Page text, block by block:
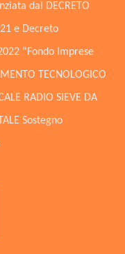
dal DECRETO
e Decreto
“Fondo Imprese
TECNOLOGICO
RADIO SIEVE DA
Sostegno